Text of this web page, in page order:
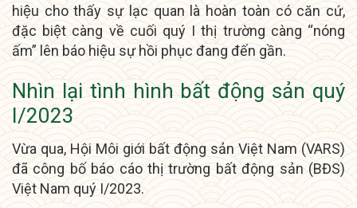
hiệu cho thấy sự lạc quan là hoàn toàn có căn cứ,
đặc biệt càng về cuối quý I thị trường càng “nóng
ấm” lên báo hiệu sự hồi phục đang đến gần.
Nhìn lại tình hình bất động sản quý
I/2023
Vừa qua, Hội Môi giới bất động sản Việt Nam (VARS)
đã công bố báo cáo thị trường bất động sản (BĐS)
Việt Nam quý I/2023.